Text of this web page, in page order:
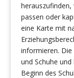
herauszufinden,
passen oder
eine Karte mit
informieren. Die
und Schuhe
Beginn des